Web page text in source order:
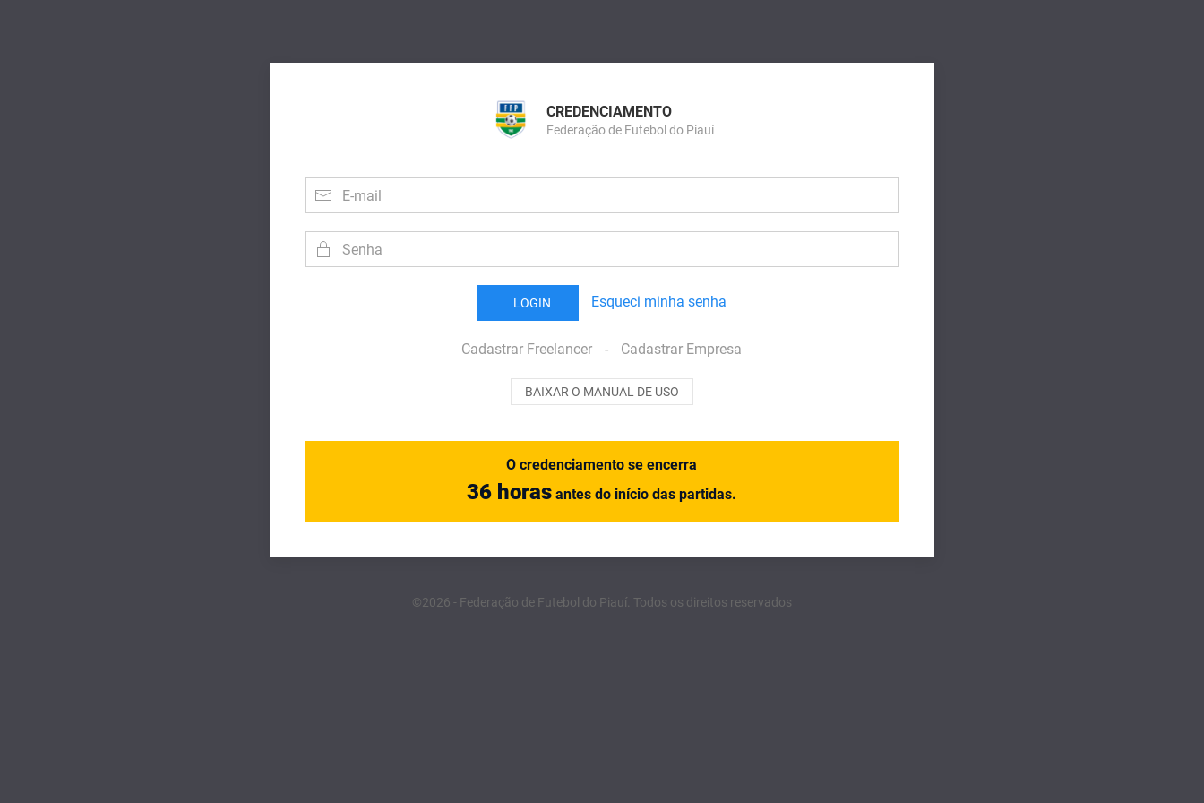
CREDENCIAMENTO
Federação de Futebol do Piauí
LOGIN Esqueci minha senha
Cadastrar Freelancer - Cadastrar Empresa
BAIXAR O MANUAL DE USO
O credenciamento se encerra
36 horas antes do início das partidas.
©2026 - Federação de Futebol do Piauí. Todos os direitos reservados